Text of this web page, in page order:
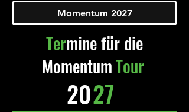
Momentum 2027
Termine für die
MomentumTour
2027